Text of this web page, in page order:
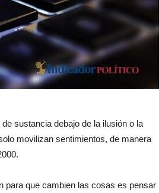
sustancia debajo de la ilusión o la
movilizan sentimientos, de manera
para que cambien las cosas es pensar